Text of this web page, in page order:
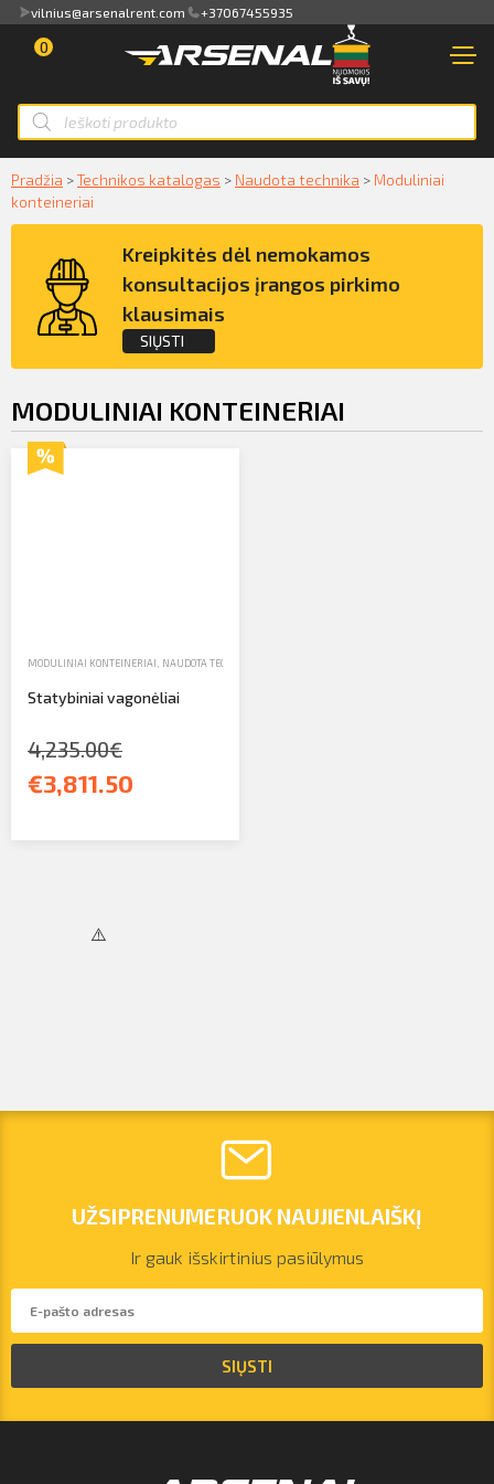
vilnius@arsenalrent.com +37067455935
0 PRISIJUNGTI
PARDUOTUVĖ
PARDAVIMAS
NAUDOTA TECHNIKA
NUOMA
PASLAUGOS
KLIENTAMS
APIE MUS
vilnius@arsenalrent.com
Akti, atlikumi objektos
Pasiūlymai
Mokėjimų sąrašas
Pilnvaras
Mobile ID
Pradžia >Technikos katalogas > Naudota technika > Moduliniai
konteineriai
Kreipkitės dėl nemokamos
konsultacijos įrangos pirkimo
klausimais
SIŲSTI
Kreipkitės dėl konsultacijos įrangos pirkimo
klausimais
MODULINIAI KONTEINERIAI
MODULINIAI KONTEINERIAI NAUDOTA TECHNIKA
Statybiniai vagonėliai
4,235.00€
€3,811.50
UŽSIPRENUMERUOK NAUJIENLAIŠKĮ
Ir gauk išskirtinius pasiūlymus
SIŲSTI